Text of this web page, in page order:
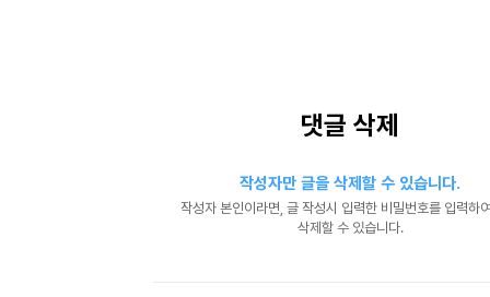
댓글 삭제
작성자만 글을 삭제할 수 있습니다.
작성자 본인이라면, 글 작성시 입력한 비밀번호를 입력하
삭제할 수 있습니다.